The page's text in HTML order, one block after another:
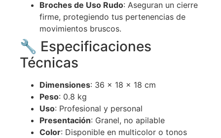
Broches de Uso Rudo: Aseguran un cierre
firme, protegiendo tus pertenencias de
movimientos bruscos.
🔧 Especificaciones
Técnicas
Dimensiones: 36 x 18 x 18 cm
Peso: 0.8 kg
Uso: Profesional y personal
Presentación: Granel, no apilable
Color: Disponible en multicolor o tonos